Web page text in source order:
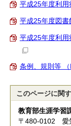
平成25年度利用
平成25年度図書
平成25年度利用
条例、規則等 （
このページに関
教育部生涯学習
〒480-0102 愛